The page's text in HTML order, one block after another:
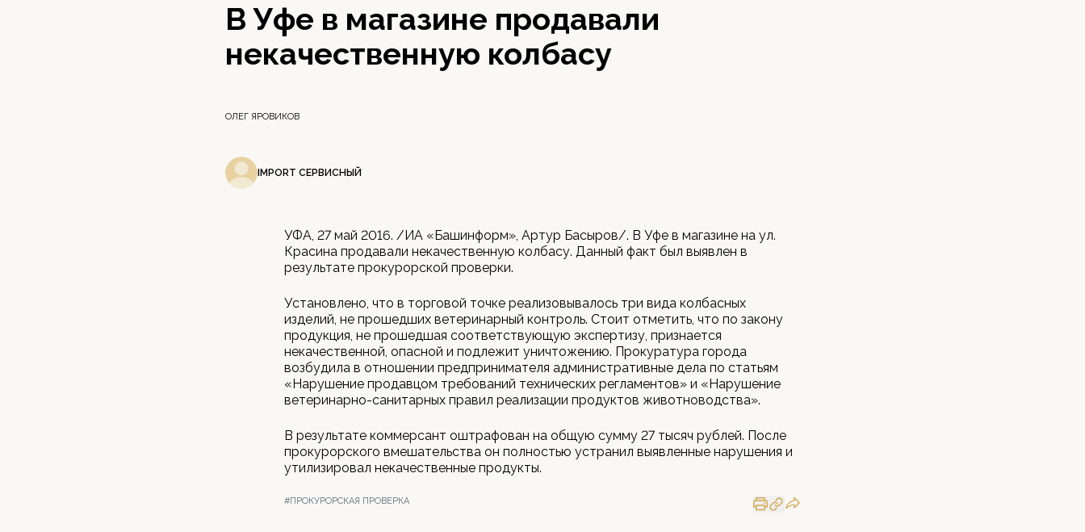
В Уфе в магазине продавали
некачественную колбасу
ОЛЕГ ЯРОВИКОВ
IMPORT СЕРВИСНЫЙ
УФА, 27 май 2016. /ИА «Башинформ», Артур Басыров/. В Уфе в магазине на ул.
Красина продавали некачественную колбасу. Данный факт был выявлен в
результате прокурорской проверки.
Установлено, что в торговой точке реализовывалось три вида колбасных
изделий, не прошедших ветеринарный контроль. Стоит отметить, что по закону
продукция, не прошедшая соответствующую экспертизу, признается
некачественной, опасной и подлежит уничтожению. Прокуратура города
возбудила в отношении предпринимателя административные дела по статьям
«Нарушение продавцом требований технических регламентов» и «Нарушение
ветеринарно-санитарных правил реализации продуктов животноводства».
В результате коммерсант оштрафован на общую сумму 27 тысяч рублей. После
прокурорского вмешательства он полностью устранил выявленные нарушения и
утилизировал некачественные продукты.
#ПРОКУРОРСКАЯ ПРОВЕРКА